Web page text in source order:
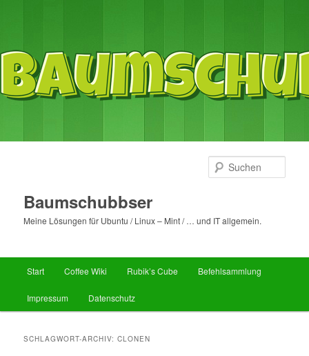
Baumschubbser
Meine Lösungen für Ubuntu / Linux – Mint / … und IT allgemein.
Zum
primären
Zum
sekundären
Start Coffee Wiki Rubik’s Cube Befehlsammlung
Impressum Datenschutz
SCHLAGWORT-ARCHIV:CLONEN